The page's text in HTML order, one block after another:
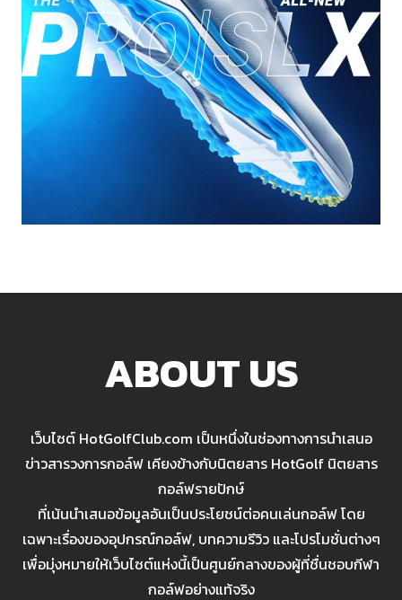
ABOUT US
เว็บไซต์ HotGolfClub.com เป็นหนึ่งในช่องทางการนำเสนอ
ข่าวสารวงการกอล์ฟ เคียงข้างกับนิตยสาร HotGolf นิตยสาร
กอล์ฟรายปักษ์
ที่เน้นนำเสนอข้อมูลอันเป็นประโยชน์ต่อคนเล่นกอล์ฟ โดย
เฉพาะเรื่องของอุปกรณ์กอล์ฟ, บทความรีวิว และโปรโมชั่นต่างๆ
เพื่อมุ่งหมายให้เว็บไซต์แห่งนี้เป็นศูนย์กลางของผู้ที่ชื่นชอบกีฬา
กอล์ฟอย่างแท้จริง